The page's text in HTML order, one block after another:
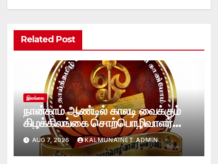
Related Post
இலங்கை
நான்காம் ஆண்டில் காலடி வைக்கும்
கிழக்கிலங்கை சொற்பொழிவாளர்
ஒன்றியத்துக்கு கல்முனை நெற்றின்
வாழ்த்துக்கள்!
AUG 7, 2026 KALMUNAINET ADMIN